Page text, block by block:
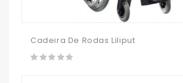
Cadeira De Rodas Liliput